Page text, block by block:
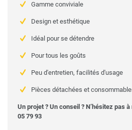
Gamme conviviale
Design et esthétique
Idéal pour se détendre
Pour tous les goûts
Peu d'entretien, facilités d'usage
Pièces détachées et
Un projet ? Un conseil ? N’hésitez pas
05 79 93